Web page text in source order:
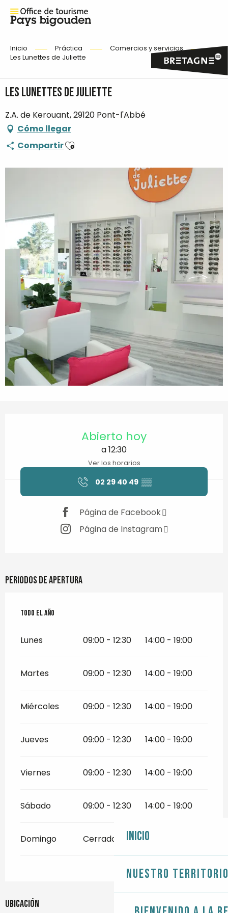
Inicio
Nuestro
Inicio Práctica
Comercios y servicios
Les Lunettes de Juliette
Les Lunettes de Juliette
Z.A. de Kerouant, 29120 Pont-l'Abbé
Cómo llegar
CompartirAjouter aux favoris
Abierto hoy
a 12:30
Ver los horarios
02 29 40 49 ▒▒
Página de Facebook
Página de Instagram
Periodos de apertura
Todo el año
Todo el año
Lunes 09:00 - 12:30 14:00 - 19:00
Martes 09:00 - 12:30 14:00 - 19:00
Miércoles 09:00 - 12:30 14:00 - 19:00
Jueves 09:00 - 12:30 14:00 - 19:00
Viernes 09:00 - 12:30 14:00 - 19:00
Sábado 09:00 - 12:30 14:00 - 19:00
Domingo Cerrado
Ubicación